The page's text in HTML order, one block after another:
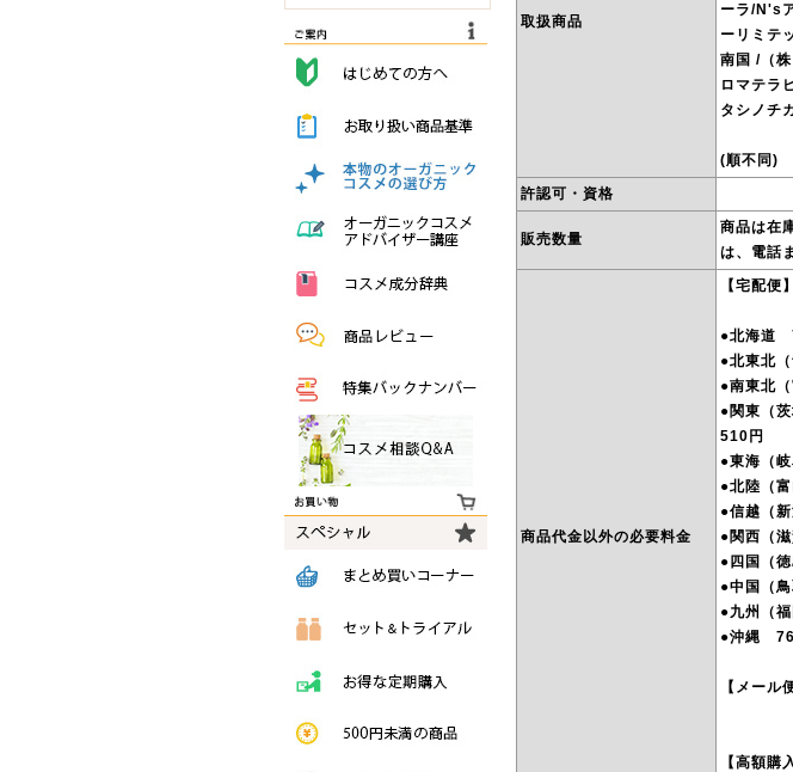
取扱商品
ーラ/N's
ーリミテ
南国 /（
ロマテラ
タシノチ
(順不同)
許認可・資格
販売数量
商品は在
は、電話
商品代金以外の必要料金
【宅配便
●北海道
●北東北
●南東北
●関東（
510円
●東海（
●北陸（
●信越（
●関西（
●四国（
●中国（
●九州（
●沖縄
【メー
【高額